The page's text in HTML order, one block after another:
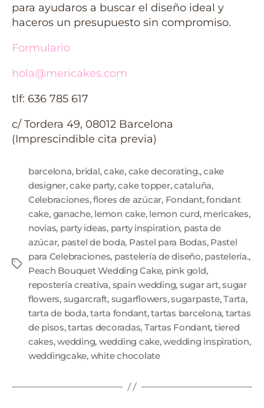
para ayudaros a buscar el diseño ideal y
haceros un presupuesto sin compromiso.
Formulario
hola@mericakes.com
tlf: 636 785 617
c/ Tordera 49, 08012 Barcelona
(Imprescindible cita previa)
barcelona, bridal,cake, cake decorating.,cake
designer,cake party,cake topper,cataluña,
Celebraciones,flores de azúcar, Fondant,fondant
cake, ganache, lemon cake, lemon curd, mericakes,
novias, party ideas, party inspiration, pasta de
azúcar, pastel de boda, Pastel para Bodas, Pastel
para Celebraciones, pastelería de diseño, pastelería.,
Peach Bouquet Wedding Cake, pink gold,
repostería creativa, spain wedding, sugar art,sugar
flowers, sugarcraft, sugarflowers,sugarpaste,Tarta,
tarta de boda,tarta fondant,tartas barcelona, tartas
de pisos,tartas decoradas, Tartas Fondant, tiered
cakes,wedding, wedding cake,wedding inspiration,
weddingcake, white chocolate